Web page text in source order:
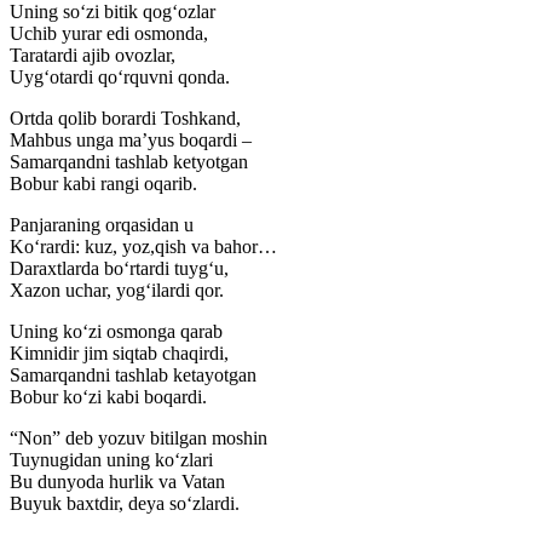
Uning soʻzi bitik qogʻozlar
Uchib yurar edi osmonda,
Taratardi ajib ovozlar,
Uygʻotardi qoʻrquvni qonda.
Ortda qolib borardi Toshkand,
Mahbus unga maʼyus boqardi –
Samarqandni tashlab ketyotgan
Bobur kabi rangi oqarib.
Panjaraning orqasidan u
Koʻrardi: kuz, yoz,qish va bahor…
Daraxtlarda boʻrtardi tuygʻu,
Xazon uchar, yogʻilardi qor.
Uning koʻzi osmonga qarab
Kimnidir jim siqtab chaqirdi,
Samarqandni tashlab ketayotgan
Bobur koʻzi kabi boqardi.
“Non” deb yozuv bitilgan moshin
Tuynugidan uning koʻzlari
Bu dunyoda hurlik va Vatan
Buyuk baxtdir, deya soʻzlardi.